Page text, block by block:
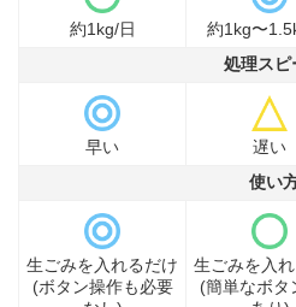
約1kg/日 約1kg〜
処理スピ
早い 遅い
使い
生ごみを入れるだけ
(ボタン操作も必要
生ごみを入
(簡単なボタ